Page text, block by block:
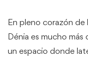
En pleno corazón
Dénia es mucho más
un espacio donde